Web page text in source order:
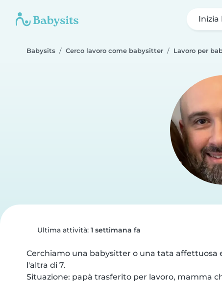
Inizia
Babysits Cerco lavoro come babysitter Lavoro per
Ultima attività: 1 settimana fa
Cerchiamo una babysitter o una tata affettuosa
l'altra di 7.
Situazione: papà trasferito per lavoro, mamma